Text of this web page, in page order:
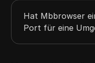
Hat Mbbrowser
Port für eine